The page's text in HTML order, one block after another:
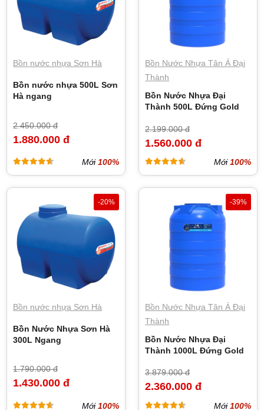
Bồn nước nhựa Sơn Hà
Bồn nước nhựa 500L Sơn
Hà ngang
2.450.000 đ
1.880.000 đ
Mới100%
Bồn Nước Nhựa Tân Á Đại
Thành
Bồn Nước Nhựa Đại
Thành 500L Đứng Gold
2.199.000 đ
1.560.000 đ
Mới100%
-20%
Bồn nước nhựa Sơn Hà
Bồn Nước Nhựa Sơn Hà
300L Ngang
1.790.000 đ
1.430.000 đ
Mới100%
-39%
Bồn Nước Nhựa Tân Á Đại
Thành
Bồn Nước Nhựa Đại
Thành 1000L Đứng Gold
3.879.000 đ
2.360.000 đ
Mới100%